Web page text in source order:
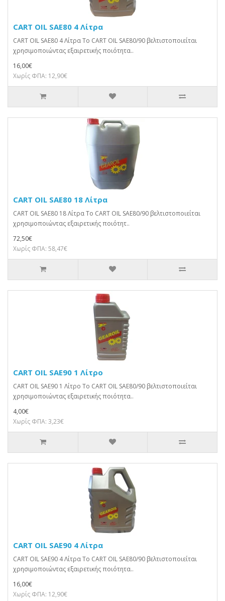
CART OIL SAE80 4 Λίτρα
CART OIL SAE80 4 Λίτρα Το CART OIL SAE80/90 βελτιστοποιείται
χρησιμοποιώντας εξαιρετικής ποιότητα..
16,00€
Χωρίς ΦΠΑ: 12,90€
CART OIL SAE80 18 Λίτρα
CART OIL SAE80 18 Λίτρα Το CART OIL SAE80/90 βελτιστοποιείται
χρησιμοποιώντας εξαιρετικής ποιότητ..
72,50€
Χωρίς ΦΠΑ: 58,47€
CART OIL SAE90 1 Λίτρο
CART OIL SAE90 1 Λίτρο Το CART OIL SAE80/90 βελτιστοποιείται
χρησιμοποιώντας εξαιρετικής ποιότητα..
4,00€
Χωρίς ΦΠΑ: 3,23€
CART OIL SAE90 4 Λίτρα
CART OIL SAE90 4 Λίτρα Το CART OIL SAE80/90 βελτιστοποιείται
χρησιμοποιώντας εξαιρετικής ποιότητα..
16,00€
Χωρίς ΦΠΑ: 12,90€